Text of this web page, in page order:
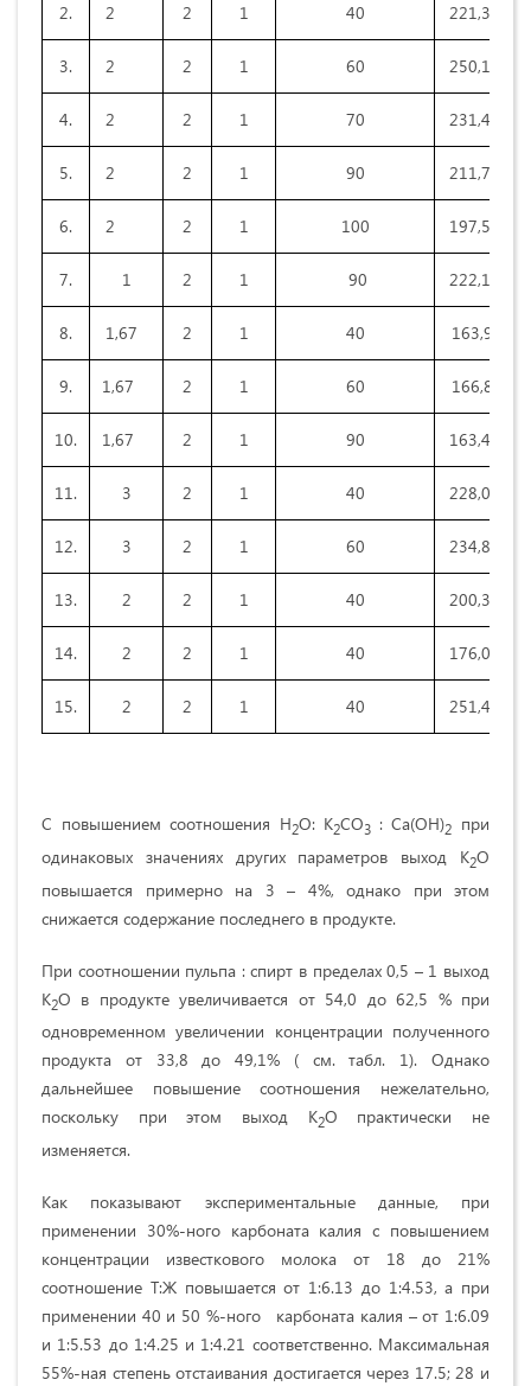
2. 2 2 1 40 221,3
3. 2 2 1 60 250,1
4. 2 2 1 70 231,4
5. 2 2 1 90 211,7
6. 2 2 1 100 197,5
7. 1 2 1 90 222,1
8. 1,67 2 1 40 163,9
9. 1,67 2 1 60 166,8
10. 1,67 2 1 90 163,4
11. 3 2 1 40 228,0
12. 3 2 1 60 234,8
13. 2 2 1 40 200,3
14. 2 2 1 40 176,0
15. 2 2 1 40 251,4
С повышением соотношения Н2О: К2СО3 : Са(ОН)2 при
одинаковых значениях других параметров выход К2О
повышается примерно на 3 – 4%, однако при этом
снижается содержание последнего в продукте.
При соотношении пульпа : спирт в пределах 0,5 – 1 выход
К2О в продукте увеличивается от 54,0 до 62,5 % при
одновременном увеличении концентрации полученного
продукта от 33,8 до 49,1% ( см. табл. 1). Однако
дальнейшее повышение соотношения нежелательно,
поскольку при этом выход К2О практически не
изменяется.
Как показывают экспериментальные данные, при
применении 30%-ного карбоната калия с повышением
концентрации известкового молока от 18 до 21%
соотношение Т꞉Ж повышается от 1꞉6.13 до 1꞉4.53, а при
применении 40 и 50 %-ного карбоната калия – от 1꞉6.09
и 1꞉5.53 до 1꞉4.25 и 1꞉4.21 соответственно. Максимальная
55%-ная степень отстаивания достигается через 17.5; 28 и